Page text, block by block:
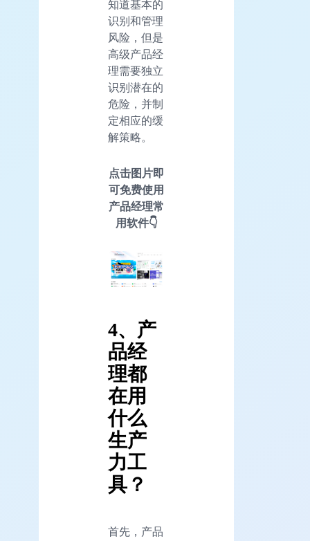
知道基本的
识别和管理
风险，但是
高级产品经
理需要独立
识别潜在的
危险，并制
定相应的缓
解策略。
点击图片即
可免费使用
产品经理常
用软件👇
4、产
品经
理都
在用
什么
生产
力工
具？
首先，产品